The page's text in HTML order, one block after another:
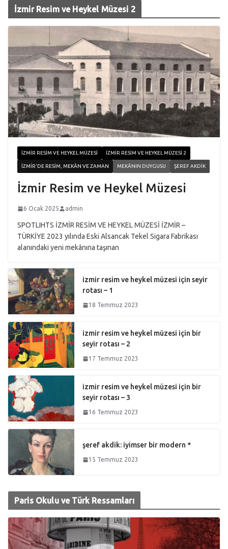
İzmir Resim ve Heykel Müzesi 2
İZMIR RESIM VE HEYKEL MÜZESI İZMIR RESIM VE HEYKEL MÜZESI 2
İZMIR'DE RESIM, MEKÂN VE ZAMAN MEKÂNIN DUYGUSU ŞEREF AKDIK
İzmir Resim ve Heykel Müzesi
6 Ocak 2025 admin
SPOTLIHTS İZMİR RESİM VE HEYKEL MÜZESİ İZMİR –
TÜRKİYE 2023 yılında Eski Alsancak Tekel Sigara Fabrikası
alanındaki yeni mekânına taşınan
izmir resim ve heykel müzesi için seyir
rotası – 1
18 Temmuz 2023
izmir resim ve heykel müzesi için bir
seyir rotası – 2
17 Temmuz 2023
izmir resim ve heykel müzesi için bir
seyir rotası – 3
16 Temmuz 2023
şeref akdik: iyimser bir modern *
15 Temmuz 2023
Paris Okulu ve Türk Ressamları